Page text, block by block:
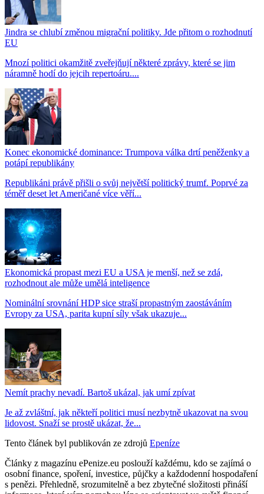
Jindra se chlubí změnou migrační politiky. Jde přitom o rozhodnutí
EU
Mnozí politici okamžitě zveřejňují některé zprávy, které se jim
náramně hodí do jejcih repertoáru....
Konec ekonomické dominance: Trumpova válka drtí peněženky a
potápí republikány
Republikáni právě přišli o svůj největší politický trumf. Poprvé za
téměř deset let Američané více věří...
Ekonomická propast mezi EU a USA je menší, než se zdá,
rozhodnout ale může umělá inteligence
Nominální srovnání HDP sice straší propastným zaostáváním
Evropy za USA, parita kupní síly však ukazuje...
Nemít prachy nevadí. Bartoš ukázal, jak umí zpívat
Je až zvláštní, jak někteří politici musí nezbytně ukazovat na svou
lidovost. Snaží se prostě ukázat, že...
Tento článek byl publikován ze zdrojů Epeníze
Články z magazínu ePenize.eu poslouží každému, kdo se zajímá o
osobní finance, spoření, investice, půjčky a každodenní hospodaření
s penězi. Přehledně, srozumitelně a bez zbytečné složitosti přináší